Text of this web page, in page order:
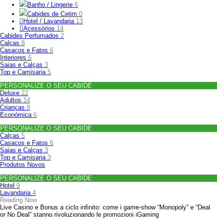
Banho / Lingerie 6
Cabides de Cetim 0
Hotel / Lavandaria 13
Acessórios 14
Cabides Perfumados 2
Calças 8
Casacos e Fatos 6
Interiores 6
Saias e Calças 3
Top e Camisaria 5
PERSONALIZE O SEU CABIDE
Deluxe 22
Adultos 14
Crianças 8
Económica 6
PERSONALIZE O SEU CABIDE
Calças 5
Casacos e Fatos 6
Saias e Calças 3
Top e Camisaria 3
Produtos Novos
PERSONALIZE O SEU CABIDE
Hotel 9
Lavandaria 4
Reading Now
Live Casino e Bonus a ciclo infinito: come i game‑show “Monopoly” e “Deal
or No Deal” stanno rivoluzionando le promozioni iGaming